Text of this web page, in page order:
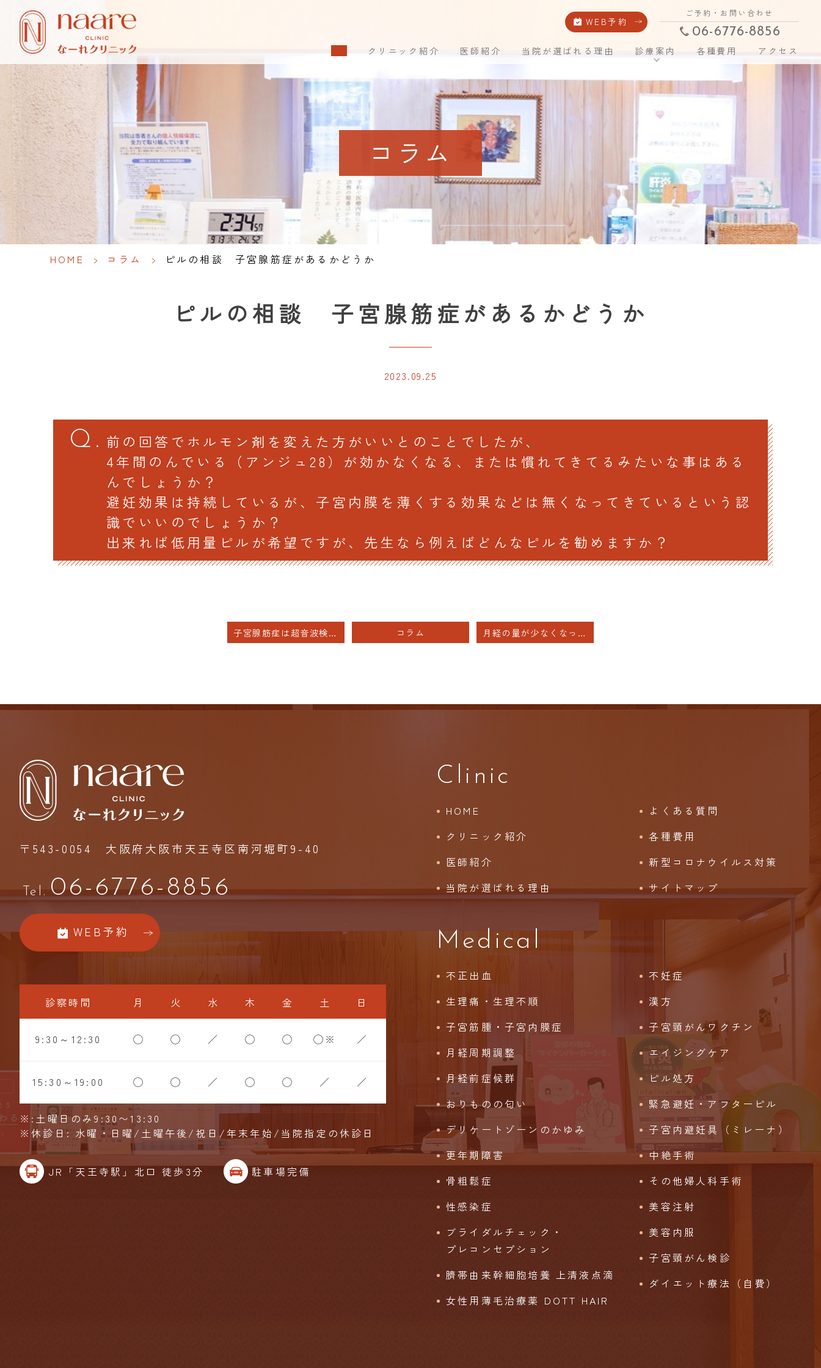
WEB予約
ご予約・お問い合わせ
06-6776-8856
クリニック紹介 医師紹介 当院が選ばれる理由 診療案内 各種費用 アクセス
コラム
HOME > コラム > ピルの相談 子宮腺筋症があるかどうか
ピルの相談 子宮腺筋症があるかどうか
2023.09.25
前の回答でホルモン剤を変えた方がいいとのことでしたが、
4年間のんでいる（アンジュ28）が効かなくなる、または慣れてきてるみたいな事はある
んでしょうか？
避妊効果は持続しているが、子宮内膜を薄くする効果などは無くなってきているという認
識でいいのでしょうか？
出来れば低用量ピルが希望ですが、先生なら例えばどんなピルを勧めますか？
子宮腺筋症は超音波検査でわかりますか？ コラム 月経の量が少なくなって不正出血と区別がつかなく ピル
〒543-0054 大阪府大阪市天王寺区南河堀町9-40
Tel. 06-6776-8856
WEB予約
診察時間 月 火 水 木 金 土 日
9:30～12:30 ◯ ◯ ／ ◯ ◯ ◯※ ／
15:30～19:00 ◯ ◯ ／ ◯ ◯ ／ ／
※:土曜日のみ9:30〜13:30
※休診日: 水曜・日曜/土曜午後/祝日/年末年始/当院指定の休診日
JR「天王寺駅」北口 徒歩3分 駐車場完備
Clinic
HOME
クリニック紹介
医師紹介
当院が選ばれる理由
よくある質問
各種費用
新型コロナウイルス対策
サイトマップ
Medical
不正出血
生理痛・生理不順
子宮筋腫・子宮内膜症
月経周期調整
月経前症候群
おりものの匂い
デリケートゾーンのかゆみ
更年期障害
骨粗鬆症
性感染症
ブライダルチェック・
プレコンセプション
臍帯由来幹細胞培養 上清液点滴
女性用薄毛治療薬 DOTT HAIR
不妊症
漢方
子宮頸がんワクチン
エイジングケア
ピル処方
緊急避妊・アフターピル
子宮内避妊具（ミレーナ）
中絶手術
その他婦人科手術
美容注射
美容内服
子宮頸がん検診
ダイエット療法（自費）